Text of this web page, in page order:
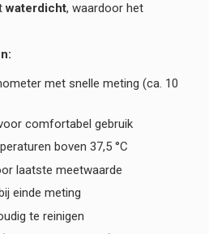
waterdicht, waardoor het
met snelle meting (ca. 10
comfortabel gebruik
boven 37,5 °C
laatste meetwaarde
einde meting
te reinigen